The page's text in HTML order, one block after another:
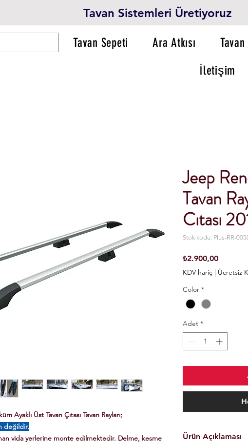
Tavan Sistemleri Üretiyoruz
Tavan Sepeti Ara Atkısı
İletişim
Ayaklı Üst Tavan Çıtası Tavan Rayları;
değildir.
vida yerlerine monte edilmektedir. Delme, kesme
Jeep
Tavan
Cıtası
Stok kodu: Plus-RR-
₺2.900,00Fiyat
KDV hariç | Ücretsiz
Color *
Adet *
Ürün Açıklaması